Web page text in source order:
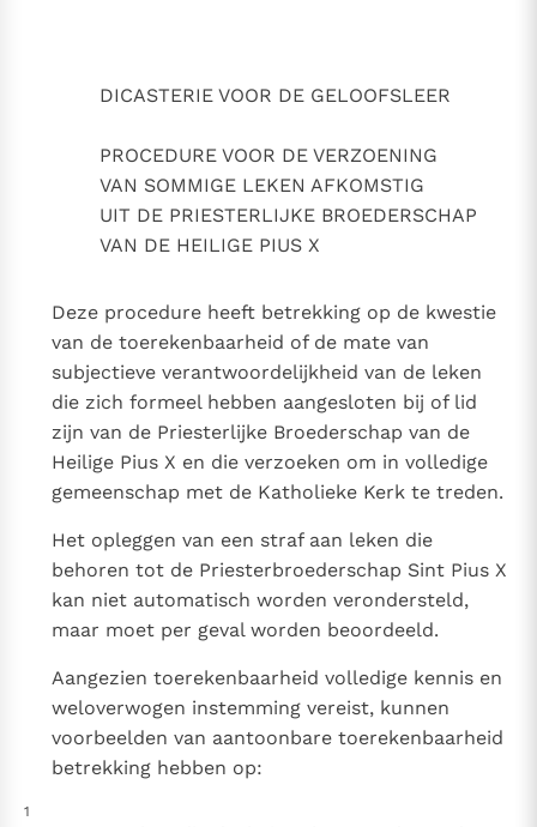
5. Het gebed van de Kerk
In Christus wordt onze honger vervuld
Leer de kostbare parel van Gods koninkrijk te
dwang
De mystiek. De mystieke verschijnselen en de
heiligheid
Berichten
Het Vaticaan publiceert een nieuwe Latijnse uitgave
van het Romeins martyrologium
Vaticaanse financiële waakhond verliest autonomie
Paus spreekt het Wereldvoedselprogramma toe
een taak"
Paus in Pavia: St. Augustinus toont ons de noodzaak om
"naar het innerlijk" toe te keren.
RK Documenten stelt heel veel belangrijke
Katholieke Kerk in het Nederlands beschikbaar
en is volledig afhankelijk van donaties.
DICASTERIE VOOR DE GELOOFSLEER
PROCEDURE VOOR DE VERZOENING
VAN SOMMIGE LEKEN AFKOMSTIG
UIT DE PRIESTERLIJKE BROEDERSCHAP
VAN DE HEILIGE PIUS X
Deze procedure heeft betrekking op de kwestie
van de toerekenbaarheid of de mate van
subjectieve verantwoordelijkheid van de leken
die zich formeel hebben aangesloten bij of lid
zijn van de Priesterlijke Broederschap van de
Heilige Pius X en die verzoeken om in volledige
gemeenschap met de Katholieke Kerk te treden.
Het opleggen van een straf aan leken die
behoren tot de Priesterbroederschap Sint Pius X
kan niet automatisch worden verondersteld,
maar moet per geval worden beoordeeld.
Aangezien toerekenbaarheid volledige kennis en
weloverwogen instemming vereist, kunnen
voorbeelden van aantoonbare toerekenbaarheid
betrekking hebben op:
1